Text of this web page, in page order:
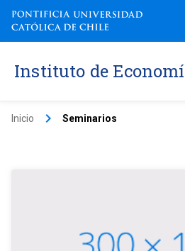
Instituto de
Inicio keyboard_arrow_right Seminarios